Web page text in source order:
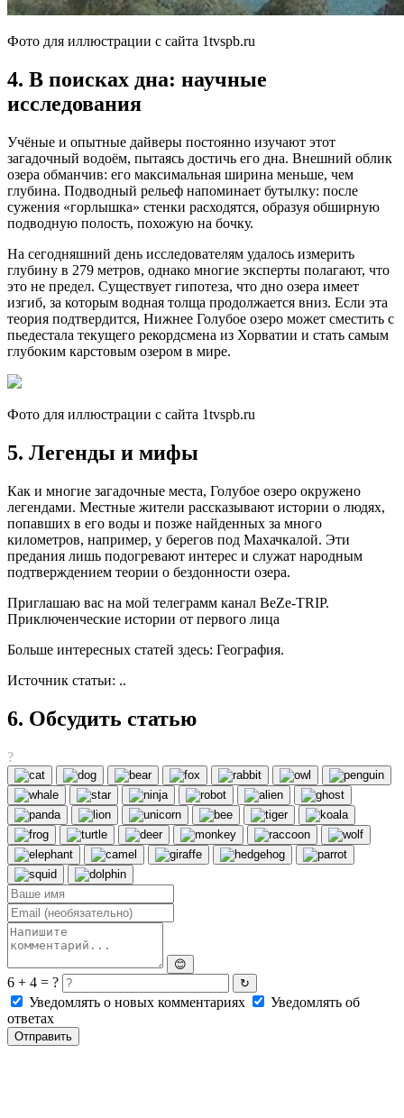
Фото для иллюстрации с сайта 1tvspb.ru
4. В поисках дна: научные
исследования
Учёные и опытные дайверы постоянно изучают этот
загадочный водоём, пытаясь достичь его дна. Внешний облик
озера обманчив: его максимальная ширина меньше, чем
глубина. Подводный рельеф напоминает бутылку: после
сужения «горлышка» стенки расходятся, образуя обширную
подводную полость, похожую на бочку.
На сегодняшний день исследователям удалось измерить
глубину в 279 метров, однако многие эксперты полагают, что
это не предел. Существует гипотеза, что дно озера имеет
изгиб, за которым водная толща продолжается вниз. Если эта
теория подтвердится, Нижнее Голубое озеро может сместить с
пьедестала текущего рекордсмена из Хорватии и стать самым
глубоким карстовым озером в мире.
Фото для иллюстрации с сайта 1tvspb.ru
5. Легенды и мифы
Как и многие загадочные места, Голубое озеро окружено
легендами. Местные жители рассказывают истории о людях,
попавших в его воды и позже найденных за много
километров, например, у берегов под Махачкалой. Эти
предания лишь подогревают интерес и служат народным
подтверждением теории о бездонности озера.
Приглашаю вас на мой телеграмм канал BeZe-TRIP.
Приключенческие истории от первого лица
Больше интересных статей здесь: География.
Источник статьи: ..
6. Обсудить статью
?
😊
6 + 4 = ? ↻
Уведомлять о новых комментариях
Уведомлять об
ответах
Отправить